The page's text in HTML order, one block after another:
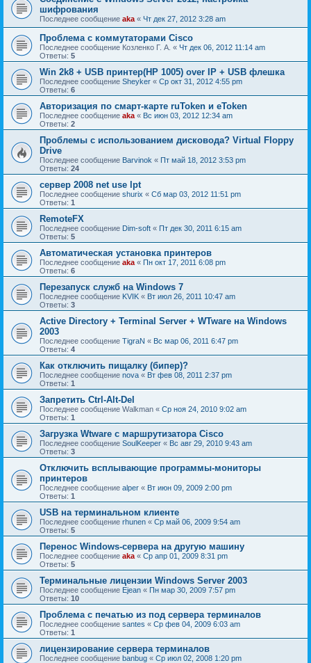
шифрования
Последнее сообщение aka « Чт дек 27, 2012 3:28 am
Проблема с коммутаторами Cisco
Последнее сообщение Козленко Г. А. « Чт дек 06, 2012 11:14 am
Ответы: 5
Win 2k8 + USB принтер(НР 1005) over IP + USB флешка
Последнее сообщение Sheyker « Ср окт 31, 2012 4:55 pm
Ответы: 6
Авторизация по смарт-карте ruToken и eToken
Последнее сообщение aka « Вс июн 03, 2012 12:34 am
Ответы: 2
Проблемы с использованием дисковода? Virtual Floppy
Drive
Последнее сообщение Barvinok « Пт май 18, 2012 3:53 pm
Ответы: 24
сервер 2008 net use lpt
Последнее сообщение shurix « Сб мар 03, 2012 11:51 pm
Ответы: 1
RemoteFX
Последнее сообщение Dim-soft « Пт дек 30, 2011 6:15 am
Ответы: 5
Автоматическая установка принтеров
Последнее сообщение aka « Пн окт 17, 2011 6:08 pm
Ответы: 6
Перезапуск служб на Windows 7
Последнее сообщение KVIK « Вт июл 26, 2011 10:47 am
Ответы: 3
Active Directory + Terminal Server + WTware на Windows
2003
Последнее сообщение TigraN « Вс мар 06, 2011 6:47 pm
Ответы: 4
Как отключить пищалку (бипер)?
Последнее сообщение nova « Вт фев 08, 2011 2:37 pm
Ответы: 1
Запретить Ctrl-Alt-Del
Последнее сообщение Walkman « Ср ноя 24, 2010 9:02 am
Ответы: 1
Загрузка Wtware c маршрутизатора Cisco
Последнее сообщение SoulKeeper « Вс авг 29, 2010 9:43 am
Ответы: 3
Отключить всплывающие программы-мониторы
принтеров
Последнее сообщение alper « Вт июн 09, 2009 2:00 pm
Ответы: 1
USB на терминальном клиенте
Последнее сообщение rhunen « Ср май 06, 2009 9:54 am
Ответы: 5
Перенос Windows-сервера на другую машину
Последнее сообщение aka « Ср апр 01, 2009 8:31 pm
Ответы: 5
Терминальные лицензии Windows Server 2003
Последнее сообщение Ejean « Пн мар 30, 2009 7:57 pm
Ответы: 10
Проблема с печатью из под сервера терминалов
Последнее сообщение santes « Ср фев 04, 2009 6:03 am
Ответы: 1
лицензирование сервера терминалов
Последнее сообщение banbug « Ср июл 02, 2008 1:20 pm